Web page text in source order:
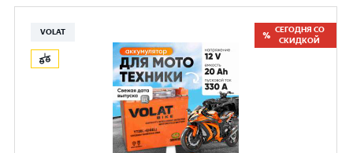
VOLAT
СЕГОДНЯ СО
СКИДКОЙ